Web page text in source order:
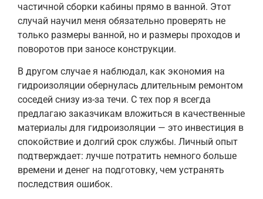
частичной сборки кабины прямо в ванной. Этот
случай научил меня обязательно проверять не
только размеры ванной, но и размеры проходов и
поворотов при заносе конструкции.
В другом случае я наблюдал, как экономия на
гидроизоляции обернулась длительным ремонтом
соседей снизу из-за течи. С тех пор я всегда
предлагаю заказчикам вложиться в качественные
материалы для гидроизоляции — это инвестиция в
спокойствие и долгий срок службы. Личный опыт
подтверждает: лучше потратить немного больше
времени и денег на подготовку, чем устранять
последствия ошибок.